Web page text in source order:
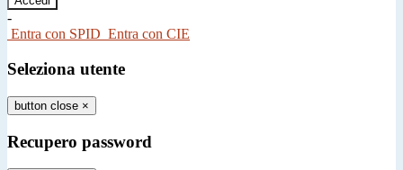
-
Entra con SPID Entra con CIE
Seleziona utente
button close ×
Recupero password